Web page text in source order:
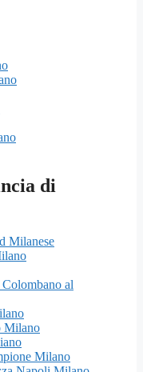
di
Milanese
al
Milano
Milano